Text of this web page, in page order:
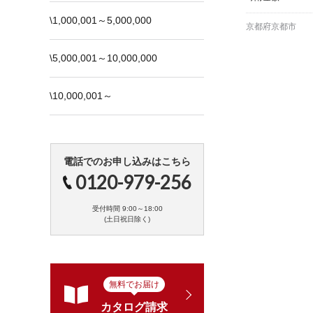
京都府京都市
\1,000,001～5,000,000
\5,000,001～10,000,000
\10,000,001～
電話でのお申し込みはこちら
0120-979-256
受付時間 9:00～18:00
(土日祝日除く)
無料でお届け
カタログ請求